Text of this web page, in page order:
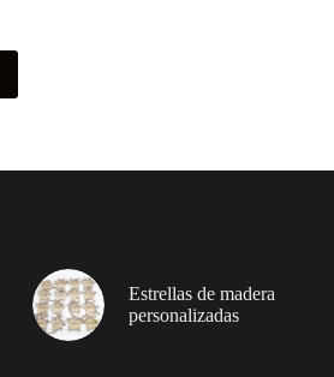
Estrellas de madera
personalizadas